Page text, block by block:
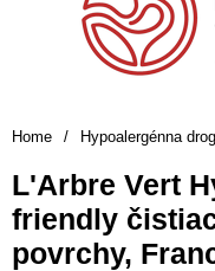
Home / Hypoalergénna
L'Arbre Vert
friendly
povrchy,